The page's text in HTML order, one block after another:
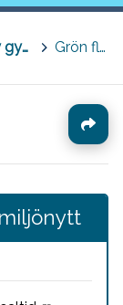
Virkby gymnasium Grön flagg